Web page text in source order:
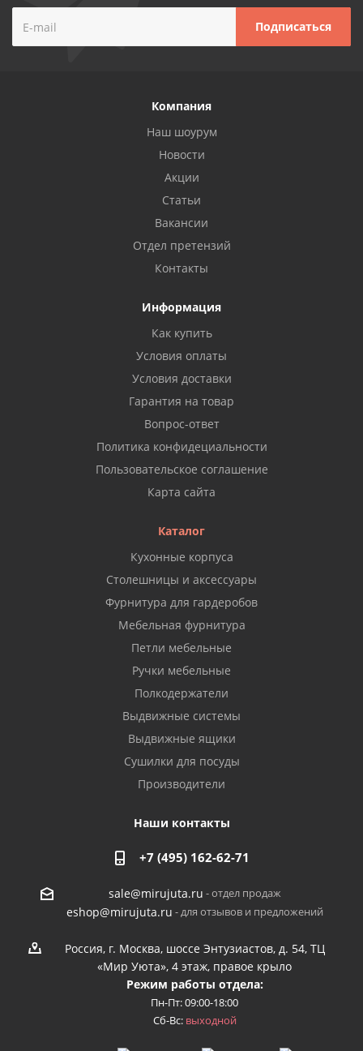
Компания
Наш шоурум
Новости
Акции
Статьи
Вакансии
Отдел претензий
Контакты
Информация
Как купить
Условия оплаты
Условия доставки
Гарантия на товар
Вопрос-ответ
Политика конфидециальности
Пользовательское соглашение
Карта сайта
Каталог
Кухонные корпуса
Столешницы и аксессуары
Фурнитура для гардеробов
Мебельная фурнитура
Петли мебельные
Ручки мебельные
Полкодержатели
Выдвижные системы
Выдвижные ящики
Сушилки для посуды
Производители
Наши контакты
+7 (495) 162-62-71
sale@mirujuta.ru - отдел продаж
eshop@mirujuta.ru - для отзывов и предложений
Россия, г. Москва, шоссе Энтузиастов, д. 54, ТЦ
«Мир Уюта», 4 этаж, правое крыло
Режим работы отдела:
Пн-Пт: 09:00-18:00
Сб-Вс: выходной